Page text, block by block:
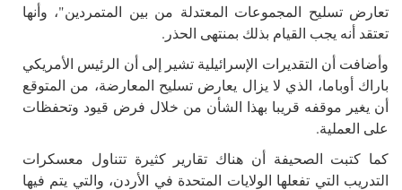
تعارض تسليح المجموعات المعتدلة من بين المتمردين"، وأنها
تعتقد أنه يجب القيام بذلك بمنتهى الحذر.
وأضافت أن التقديرات الإسرائيلية تشير إلى أن الرئيس الأمريكي
باراك أوباما، الذي لا يزال يعارض تسليح المعارضة، من المتوقع
أن يغير موقفه قريبا بهذا الشأن من خلال فرض قيود وتحفظات
على العملية.
كما كتبت الصحيفة أن هناك تقارير كثيرة تتناول معسكرات
التدريب التي تفعلها الولايات المتحدة في الأردن، والتي يتم فيها